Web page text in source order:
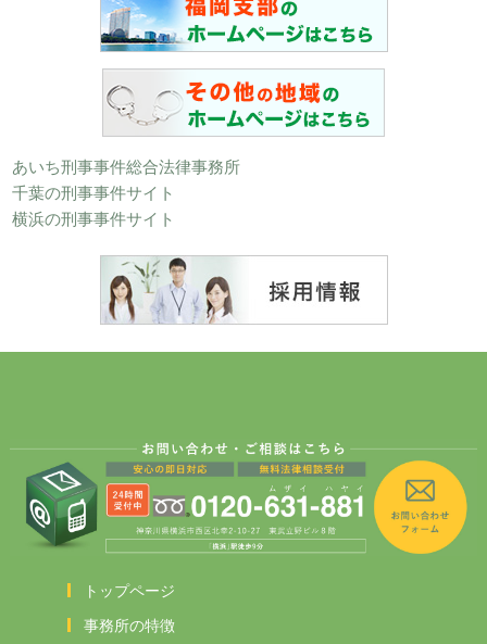
あいち刑事事件総合法律事務所
千葉の刑事事件サイト
横浜の刑事事件サイト
トップページ
事務所の特徴